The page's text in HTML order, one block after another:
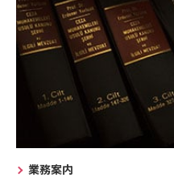
業務案内